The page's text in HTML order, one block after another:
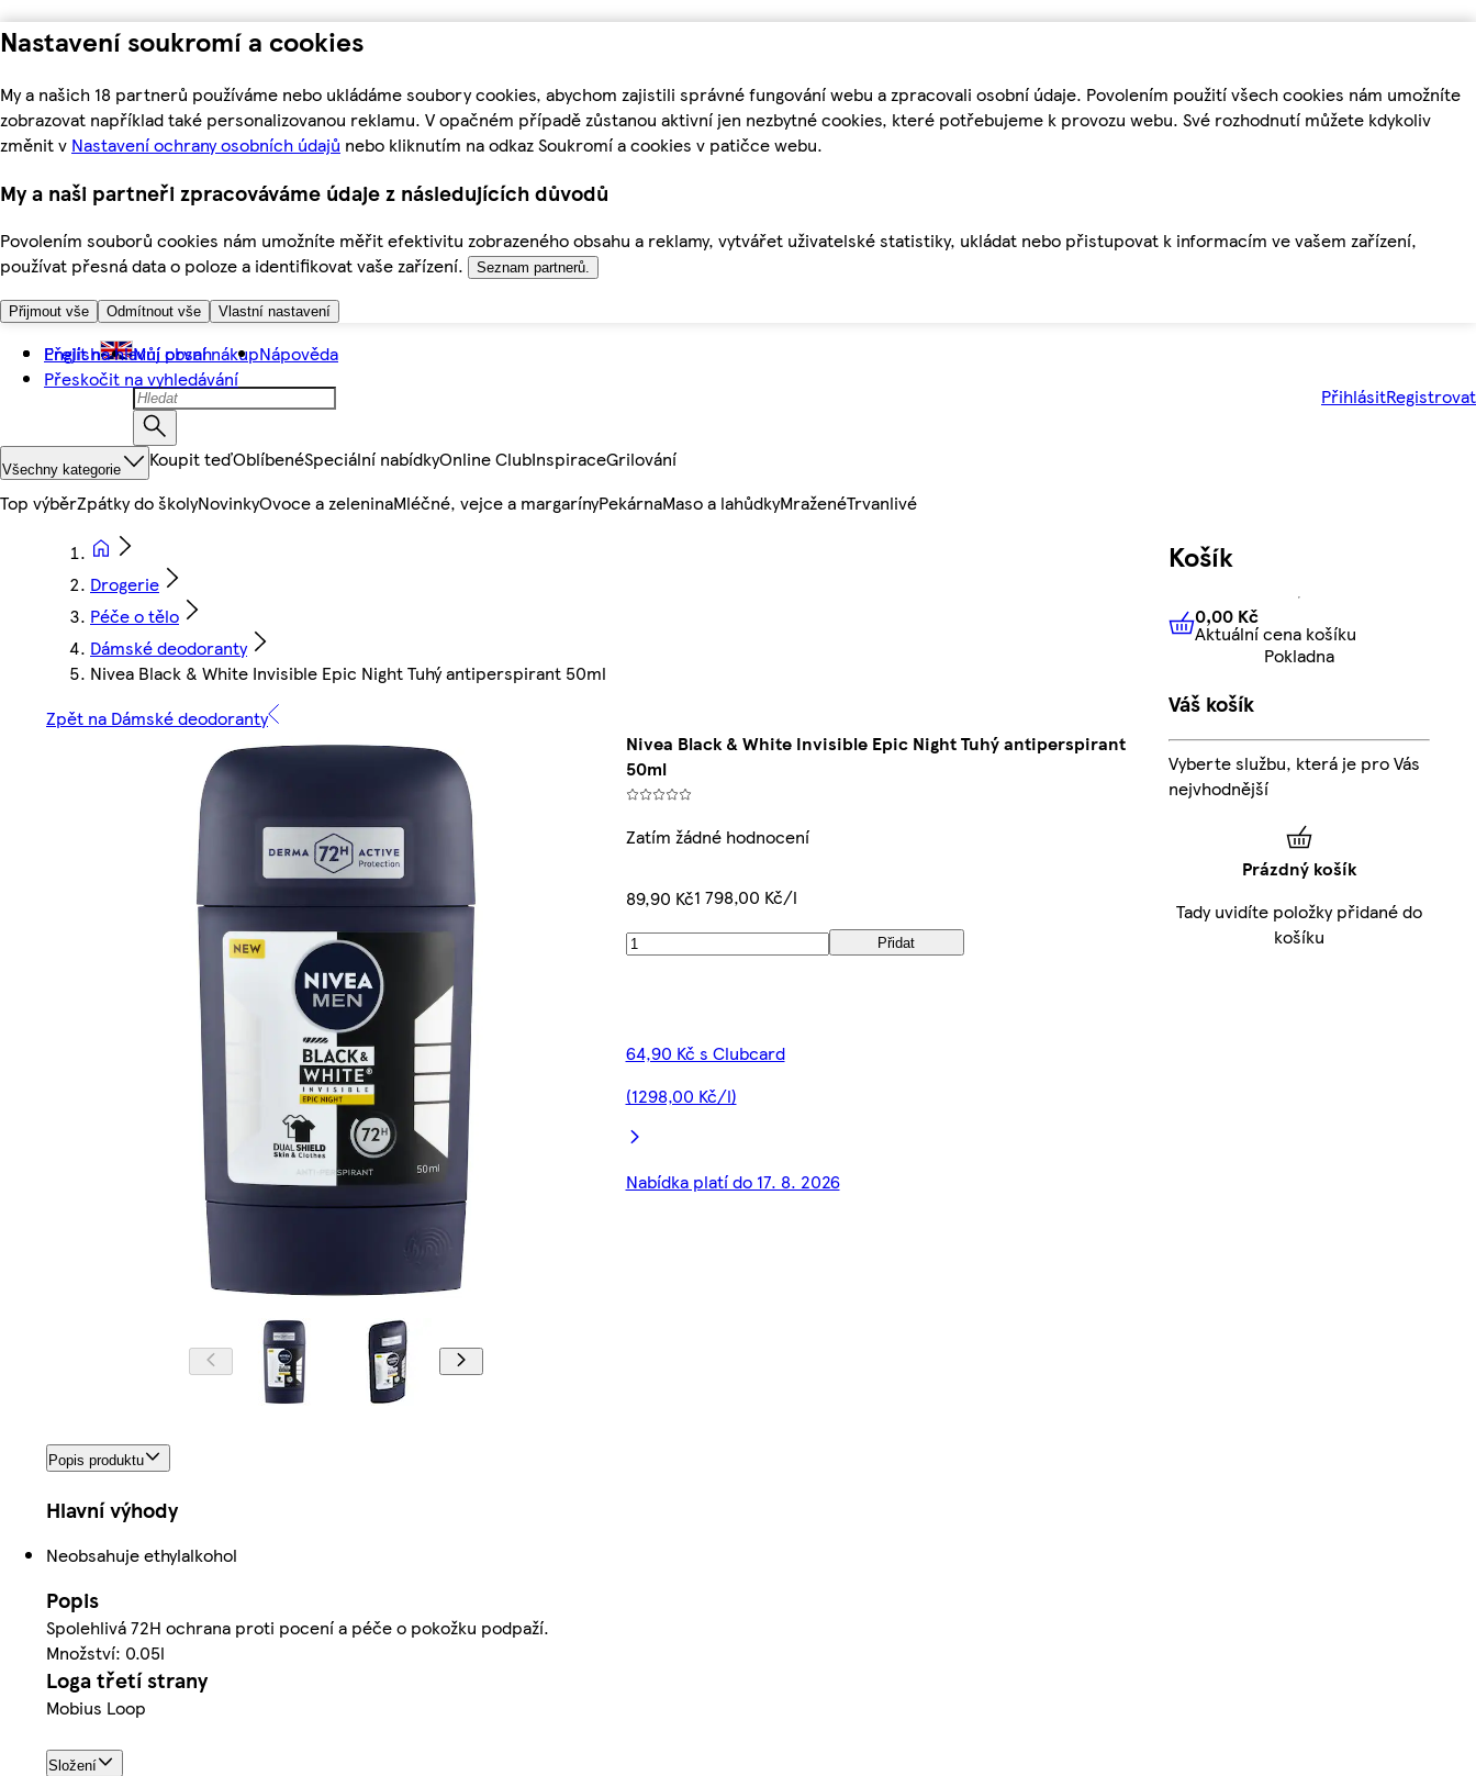
Nastavení soukromí a cookies
My a našich 18 partnerů používáme nebo ukládáme soubory cookies, abychom zajistili správné fungování webu a zpracovali osobní údaje. Povolením použití všech cookies nám umožníte
zobrazovat například také personalizovanou reklamu. V opačném případě zůstanou aktivní jen nezbytné cookies, které potřebujeme k provozu webu. Své rozhodnutí můžete kdykoliv
změnit v Nastavení ochrany osobních údajů nebo kliknutím na odkaz Soukromí a cookies v patičce webu.
My a naši partneři zpracováváme údaje z následujících důvodů
Povolením souborů cookies nám umožníte měřit efektivitu zobrazeného obsahu a reklamy, vytvářet uživatelské statistiky, ukládat nebo přistupovat k informacím ve vašem zařízení,
používat přesná data o poloze a identifikovat vaše zařízení.
Seznam partnerů.
Přijmout vše Odmítnout vše Vlastní nastavení
Přejít na hlavní obsah
Přeskočit na vyhledávání
English Můj první nákupNápověda
PřihlásitRegistrovat
Všechny kategorie Koupit teďOblíbenéSpeciální nabídkyOnline ClubInspiraceGrilování
Top výběrZpátky do školyNovinkyOvoce a zeleninaMléčné, vejce a margarínyPekárnaMaso a lahůdkyMraženéTrvanlivé
Drogerie
Péče o tělo
Dámské deodoranty
Nivea Black & White Invisible Epic Night Tuhý antiperspirant 50ml
Zpět na Dámské deodoranty
Nivea Black & White Invisible Epic Night Tuhý antiperspirant
50ml
Zatím žádné hodnocení
89,90 Kč1 798,00 Kč/l
Přidat
64,90 Kč s Clubcard
(1298,00 Kč/l)
Nabídka platí do 17. 8. 2026
Popis produktu
Hlavní výhody
Neobsahuje ethylalkohol
Popis
Spolehlivá 72H ochrana proti pocení a péče o pokožku podpaží.
Množství: 0.05l
Loga třetí strany
Mobius Loop
Složení
Košík
0,00 KčAktuální cena košíku
0,00 Kč
Aktuální cena košíku
Pokladna
Váš košík
Vyberte službu, která je pro Vás
nejvhodnější
Prázdný košík
Tady uvidíte položky přidané do
košíku